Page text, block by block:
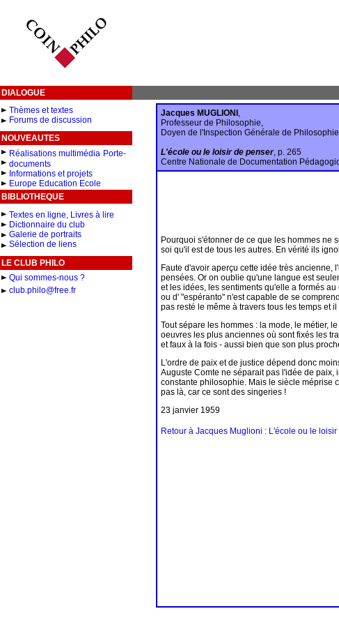
DIALOGUE
Thèmes et textes
Forums de discussion
NOUVEAUTES
Réalisations multimédia Porte-
documents
Informations et projets
Europe Education Ecole
BIBLIOTHEQUE
Textes en ligne, Livres à lire
Dictionnaire du club
Galerie de portraits
Sélection de liens
LE CLUB PHILO
Qui sommes-nous ?
club.philo@free.fr
Jacques MUGLIONI ,
Professeur de Philosophie,
Doyen de l'Inspection Générale de Philosophie
L'école ou le loisir de penser, p. 265
Centre Nationale de Documentation
Pourquoi s'étonner de ce que les hommes ne
soi qu'il est de tous les autres. En vérité ils
Faute d'avoir aperçu cette idée très
pensées. Or on oublie qu'une langue est
et les idées, les sentiments qu'elle a formés
ou d' "espéranto" n'est capable de se
pas resté le même à travers tous les temps et
Tout sépare les hommes : la mode, le métier,
oeuvres les plus anciennes où sont fixés les
et faux à la fois - aussi bien que son plus
L'ordre de paix et de justice dépend donc
Auguste Comte ne séparait pas l'idée de
constante philosophie. Mais le siècle méprise
pas là, car ce sont des singeries !
23 janvier 1959
Retour à Jacques Muglioni : L'école ou le